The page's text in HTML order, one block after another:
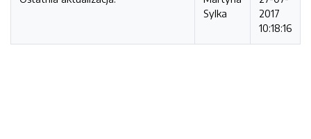
Sylka
2017
10:18:16